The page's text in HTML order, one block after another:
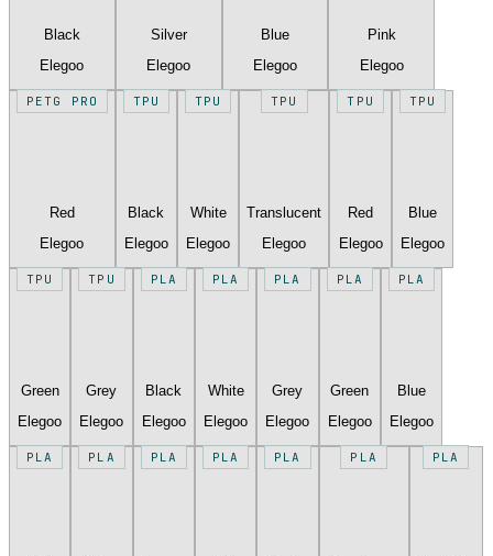
Black
Elegoo
Silver
Elegoo
Blue
Elegoo
Pink
Elegoo
PETG PRO
Red
Elegoo
TPU
Black
Elegoo
TPU
White
Elegoo
TPU
Translucent
Elegoo
TPU
Red
Elegoo
TPU
Blue
Elegoo
TPU
Green
Elegoo
TPU
Grey
Elegoo
PLA
Black
Elegoo
PLA
White
Elegoo
PLA
Grey
Elegoo
PLA
Green
Elegoo
PLA
Blue
Elegoo
PLA PLA PLA PLA PLA PLA PLA